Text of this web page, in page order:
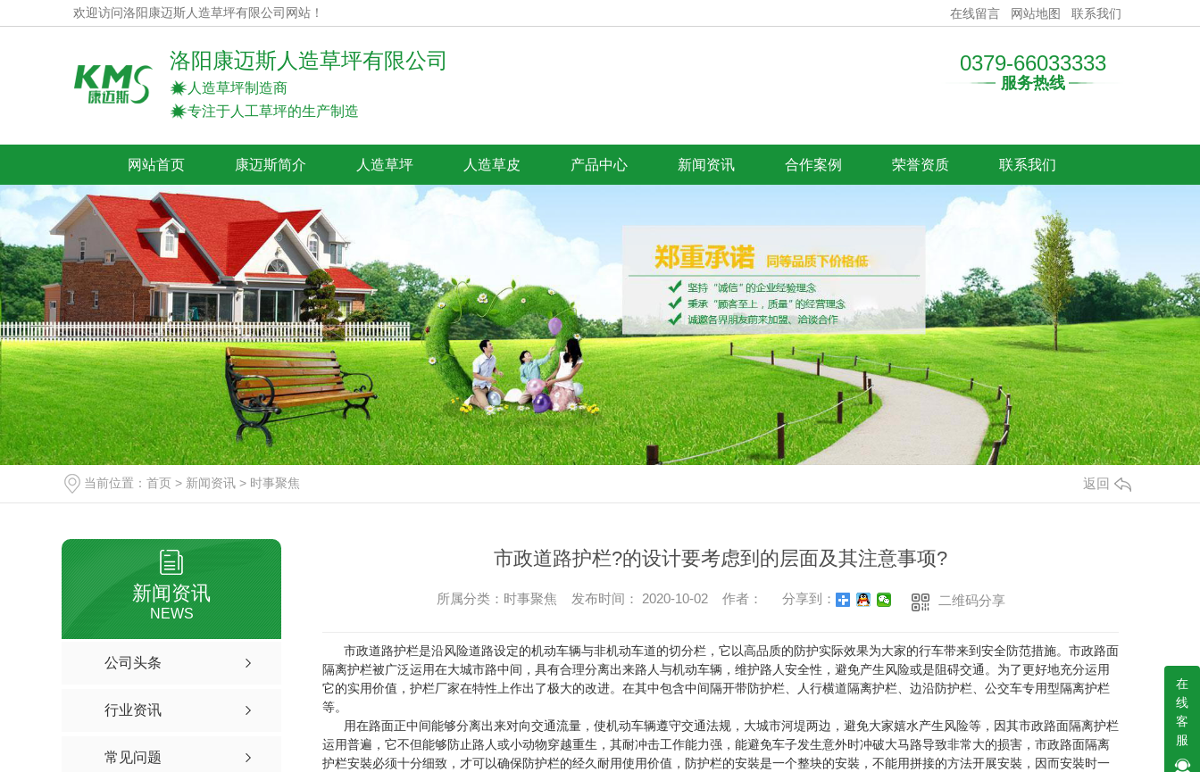
欢迎访问洛阳康迈斯人造草坪有限公司网站！ 在线留言 网站地图 联系我们
洛阳康迈斯人造草坪有限公司
人造草坪制造商
专注于人工草坪的生产制造
0379-66033333
服务热线
网站首页 康迈斯简介 人造草坪 人造草皮 产品中心 新闻资讯 合作案例 荣誉资质 联系我们
当前位置： 首页 > 新闻资讯 > 时事聚焦 返回
新闻资讯
NEWS
公司头条
行业资讯
常见问题
市政道路护栏?的设计要考虑到的层面及其注意事项?
所属分类：时事聚焦 发布时间： 2020-10-02 作者： 分享到： 二维码分享
市政道路护栏是沿风险道路设定的机动车辆与非机动车道的切分栏，它以高品质的防护实际效果为大家的行车带来到安全防范措施。市政路面
隔离护栏被广泛运用在大城市路中间，具有合理分离出来路人与机动车辆，维护路人安全性，避免产生风险或是阻碍交通。为了更好地充分运用
它的实用价值，护栏厂家在特性上作出了极大的改进。在其中包含中间隔开带防护栏、人行横道隔离护栏、边沿防护栏、公交车专用型隔离护栏
等。
用在路面正中间能够分离出来对向交通流量，使机动车辆遵守交通法规，大城市河堤两边，避免大家嬉水产生风险等，因其市政路面隔离护栏
运用普遍，它不但能够防止路人或小动物穿越重生，其耐冲击工作能力强，能避免车子发生意外时冲破大马路导致非常大的损害，市政路面隔离
护栏安裝必须十分细致，才可以确保防护栏的经久耐用使用价值，防护栏的安裝是一个整块的安裝，不能用拼接的方法开展安裝，因而安裝时一
在
线
客
服